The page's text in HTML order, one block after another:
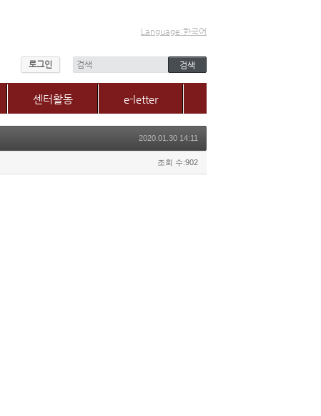
Language:한국어
로그인
센터활동 e-letter
2020.01.30 14:11
조회 수:902